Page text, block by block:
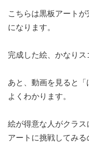
こちらは黒板アート
になります。
完成した絵、かなりス
あと、動画を見ると
よくわかります。
絵が得意な人がクラ
アートに挑戦してみる